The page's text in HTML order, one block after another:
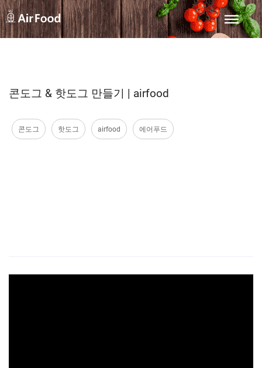
콘도그 & 핫도그 만들기 | airfood
콘도그 핫도그 airfood 에어푸드